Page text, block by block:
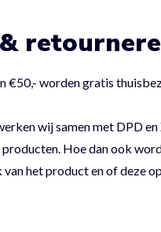
€50,- worden gratis
wij samen met DPD
Hoe dan ook
het product en of deze